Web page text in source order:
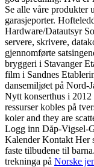
Se alle våre produkter
garasjeporter.
Hardware/Datautsyr
servere, skrivere,
gjennomførte
bryggeri i Stavanger
film i Sandnes
dansemiljøet på Nord-
Nytt konserthus i 2012
ressurser kobles på
koier and they are
Logg inn Dåp-Vigsel-
Kalender Kontakt Her
faste tilbudene til
trekninga på Norske